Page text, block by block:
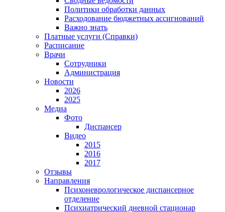
Политики обработки данных
Расходование бюджетных ассигнований
Важно знать
Платные услуги (Справки)
Расписание
Врачи
Сотрудники
Администрация
Новости
2026
2025
Медиа
Фото
Диспансер
Видео
2015
2016
2017
Отзывы
Направления
Психоневрологическое диспансерное
отделение
Психиатрический дневной стационар